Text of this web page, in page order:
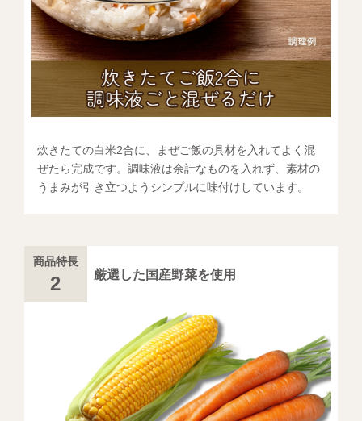
炊きたての白米2合に、まぜご飯の具材を入れてよく混
ぜたら完成です。調味液は余計なものを入れず、素材の
うまみが引き立つようシンプルに味付けしています。
商品特長
2 厳選した国産野菜を使用